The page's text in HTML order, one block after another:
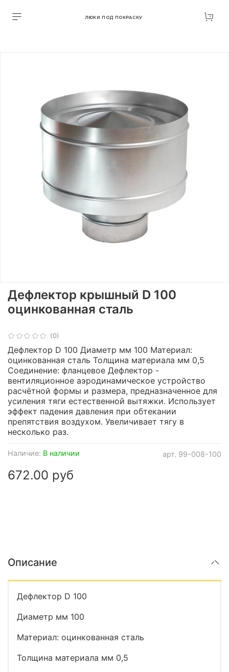
ЛЮКИ ПОД ПОКРАСКУ
(0)
арт. 99-008-100
Наличие: В наличии
Дефлектор крышный D 100
оцинкованная сталь
672.00 руб
Дефлектор D 100 Диаметр мм 100 Материал:
оцинкованная сталь Толщина материала мм 0,5
Соединение: фланцевое Дефлектор -
вентиляционное аэродинамическое устройство
расчётной формы и размера, предназначенное для
усиления тяги естественной вытяжки. Использует
эффект падения давления при обтекании
препятствия воздухом. Увеличивает тягу в
несколько раз.
Описание
Дефлектор D 100
Диаметр мм 100
Материал: оцинкованная сталь
Толщина материала мм 0,5